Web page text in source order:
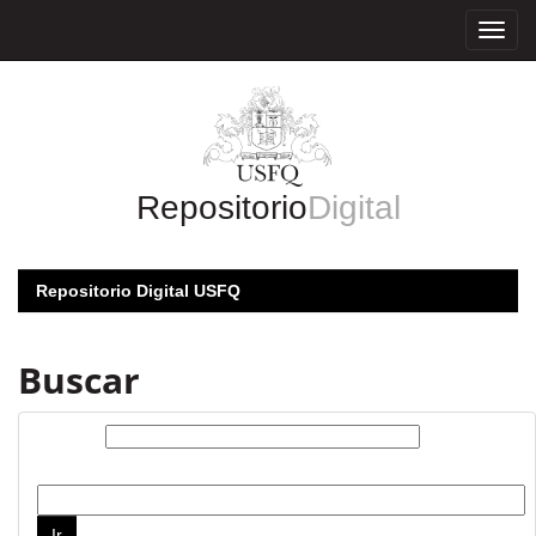
RepositorioDigital
Repositorio Digital USFQ
Buscar